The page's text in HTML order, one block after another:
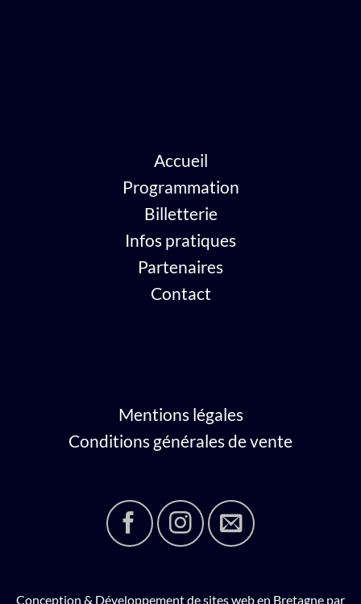
Accueil
Programmation
Billetterie
Infos pratiques
Partenaires
Contact
Mentions légales
Conditions générales de vente
Conception & Développement de sites web en Bretagne par